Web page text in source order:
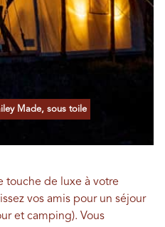
Made, sous toile
touche de luxe à votre
vos amis pour un séjour
et camping). Vous